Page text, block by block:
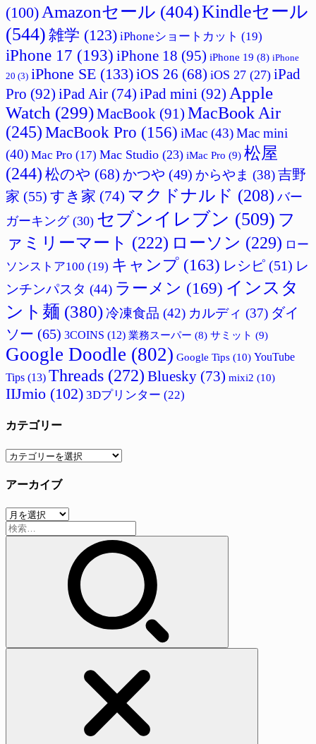
(100)Amazonセール (404)Kindleセール
(544) 雑学 (123) iPhoneショートカット (19)
iPhone 17 (193) iPhone 18 (95) iPhone 19 (8) iPhone
20 (3) iPhone SE (133)iOS 26 (68) iOS 27 (27) iPad
Pro (92) iPad Air (74) iPad mini (92) Apple
Watch (299)MacBook (91) MacBook Air
(245) MacBook Pro (156) iMac (43)Mac mini
(40) Mac Pro (17) Mac Studio (23) iMac Pro (9) 松屋
(244) 松のや (68) かつや (49) からやま (38)吉野
家 (55) すき家 (74) マクドナルド (208) バー
ガーキング(30) セブンイレブン (509) フ
ァミリーマート (222) ローソン (229) ロー
ソンストア100 (19) キャンプ (163) レシピ (51) レ
ンチンパスタ (44) ラーメン (169) インスタ
ント麺 (380)冷凍食品 (42) カルディ (37) ダイ
ソー (65) 3COINS (12) 業務スーパー (8) サミット (9)
Google Doodle (802) Google Tips (10) YouTube
Tips (13) Threads (272) Bluesky (73) mixi2 (10)
IIJmio (102) 3Dプリンター (22)
カテゴリー
カ
ゴ
ー
アーカイブ
ア
ー
検
索: